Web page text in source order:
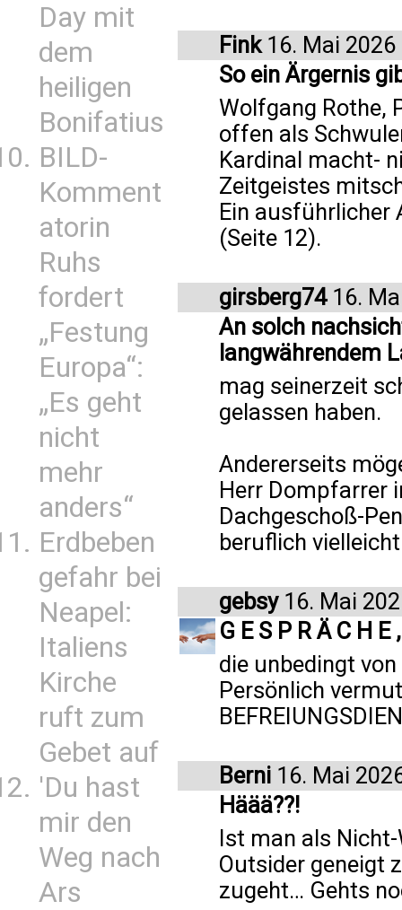
Day mit
dem
heiligen
Bonifatius
BILD-
Komment
atorin
Ruhs
fordert
„Festung
Europa“:
„Es geht
nicht
mehr
anders“
Erdbeben
gefahr bei
Neapel:
Italiens
Kirche
ruft zum
Gebet auf
'Du hast
mir den
Weg nach
Ars
Fink16. Mai 2026
So ein Ärgernis
Wolfgang Rothe,
offen als
Kardinal macht-
Zeitgeistes
Ein ausführlicher
(Seite 12).
girsberg7416.
An solch
langwährendem
mag seinerzeit
gelassen haben.
Andererseits
Herr Dompfarrer
Dachgeschoß-
beruflich
gebsy16. Mai
G E S P R Ä C H E ,
die unbedingt
Persönlich
Berni 16. Mai
Häää??!
Ist man als
Outsider geneigt
zugeht… Gehts